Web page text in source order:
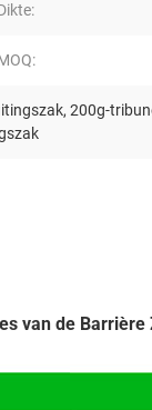
, 200g-
van de